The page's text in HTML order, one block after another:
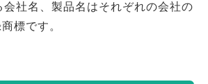
会社名、製品名はそれぞれの会社の
標です。